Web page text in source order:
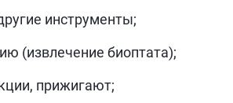
инструменты;
(извлечение биоптата);
прижигают;